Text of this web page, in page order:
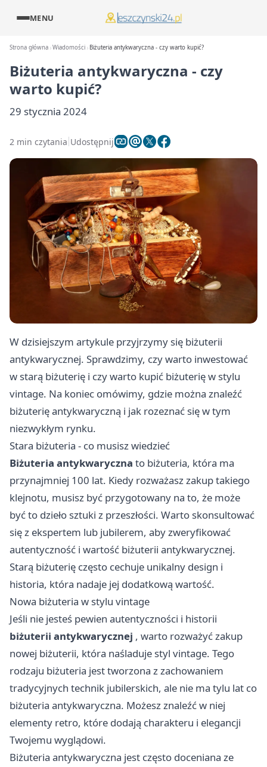
MENU
Strona główna Wiadomości Biżuteria antykwaryczna - czy warto kupić?
Biżuteria antykwaryczna - czy
warto kupić?
29 stycznia 2024
2 min czytania Udostępnij
W dzisiejszym artykule przyjrzymy się biżuterii
antykwarycznej. Sprawdzimy, czy warto inwestować
w starą biżuterię i czy warto kupić biżuterię w stylu
vintage. Na koniec omówimy, gdzie można znaleźć
biżuterię antykwaryczną i jak rozeznać się w tym
niezwykłym rynku.
Stara biżuteria - co musisz wiedzieć
Biżuteria antykwaryczna to biżuteria, która ma
przynajmniej 100 lat. Kiedy rozważasz zakup takiego
klejnotu, musisz być przygotowany na to, że może
być to dzieło sztuki z przeszłości. Warto skonsultować
się z ekspertem lub jubilerem, aby zweryfikować
autentyczność i wartość biżuterii antykwarycznej.
Starą biżuterię często cechuje unikalny design i
historia, która nadaje jej dodatkową wartość.
Nowa biżuteria w stylu vintage
Jeśli nie jesteś pewien autentyczności i historii
biżuterii antykwarycznej , warto rozważyć zakup
nowej biżuterii, która naśladuje styl vintage. Tego
rodzaju biżuteria jest tworzona z zachowaniem
tradycyjnych technik jubilerskich, ale nie ma tylu lat co
biżuteria antykwaryczna. Możesz znaleźć w niej
elementy retro, które dodają charakteru i elegancji
Twojemu wyglądowi.
Biżuteria antykwaryczna jest często doceniana ze